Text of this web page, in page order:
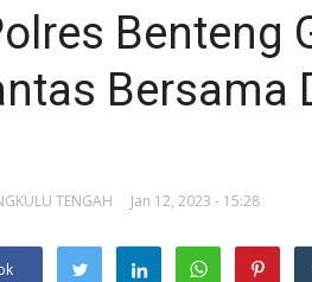
Benteng
Bersama
TENGAH Jan 12, 2023 - 15:28